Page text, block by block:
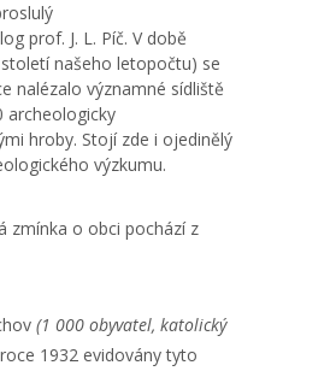
prof. J. L. Píč. V době
našeho letopočtu) se
nalézalo významné sídliště
archeologicky
hroby. Stojí zde i ojedinělý
výzkumu.
zmínka o obci pochází z
(1 000 obyvatel, katolický
1932 evidovány tyto